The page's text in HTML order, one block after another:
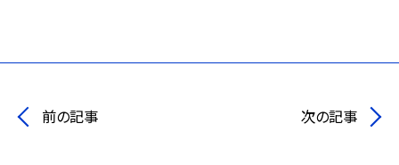
前の記事 次の記事